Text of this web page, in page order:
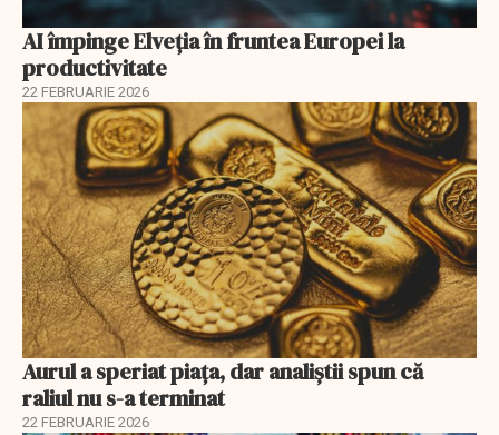
AI împinge Elveția în fruntea Europei la
productivitate
22 FEBRUARIE 2026
Aurul a speriat piața, dar analiștii spun că
raliul nu s-a terminat
22 FEBRUARIE 2026